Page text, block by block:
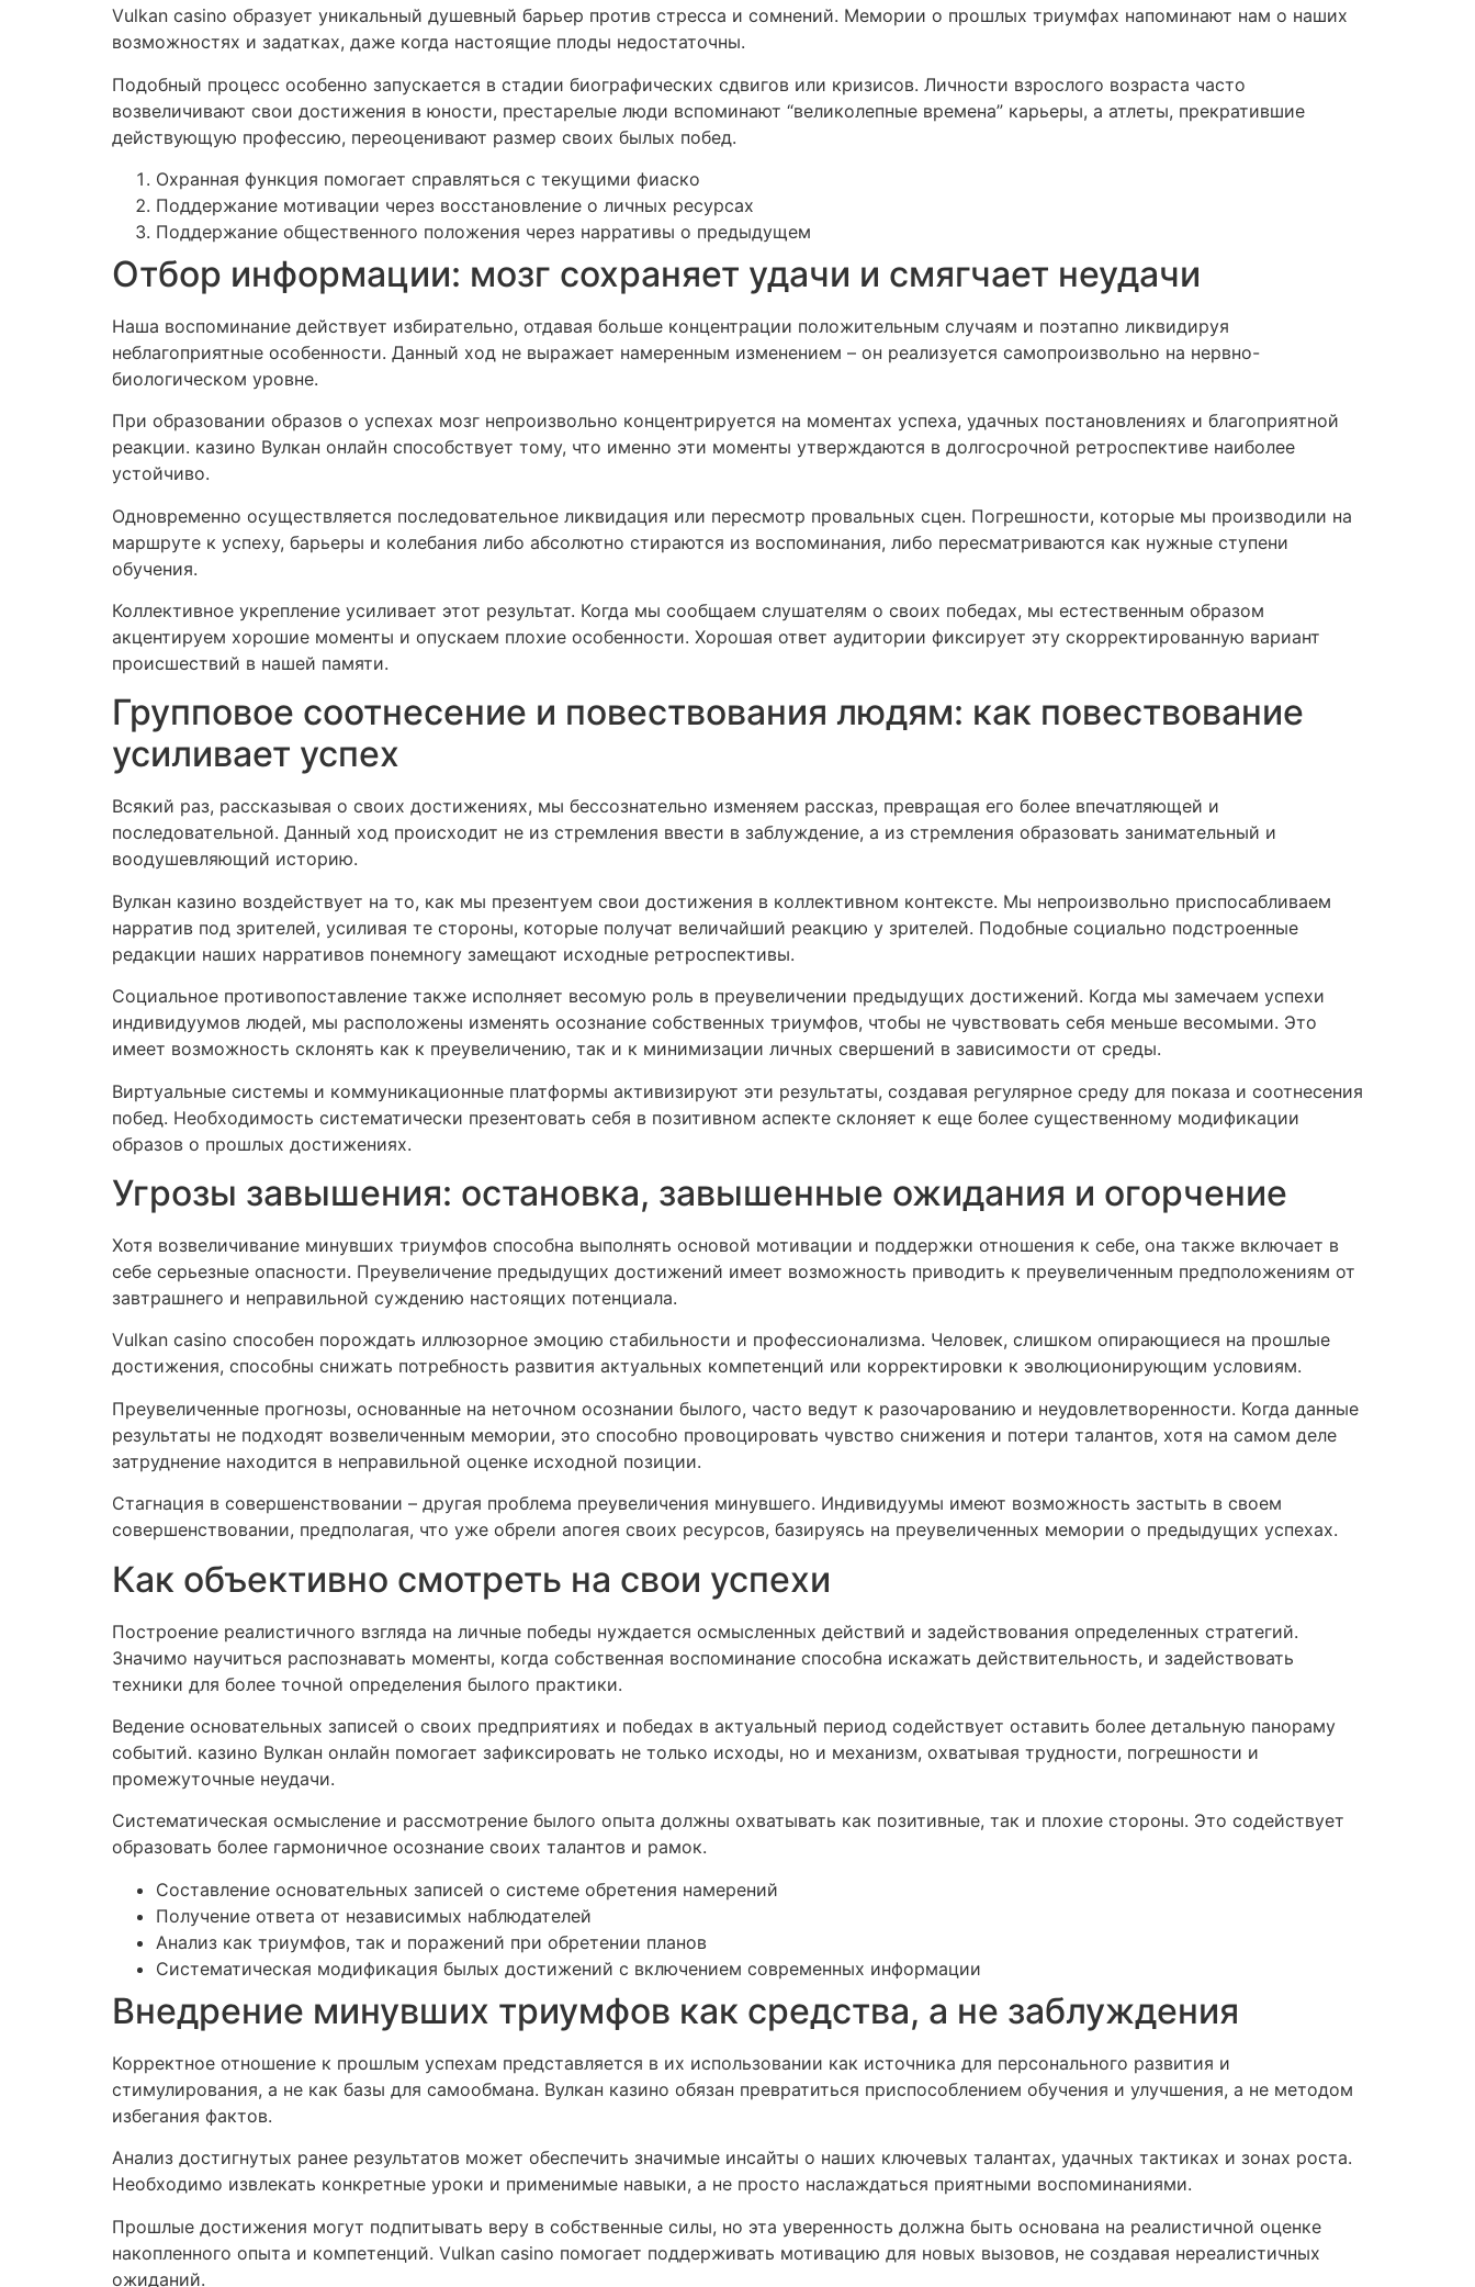
Vulkan casino образует уникальный душевный барьер против стресса и сомнений. Мемории о прошлых триумфах напоминают нам о наших
возможностях и задатках, даже когда настоящие плоды недостаточны.
Подобный процесс особенно запускается в стадии биографических сдвигов или кризисов. Личности взрослого возраста часто
возвеличивают свои достижения в юности, престарелые люди вспоминают “великолепные времена” карьеры, а атлеты, прекратившие
действующую профессию, переоценивают размер своих былых побед.
Охранная функция помогает справляться с текущими фиаско
Поддержание мотивации через восстановление о личных ресурсах
Поддержание общественного положения через нарративы о предыдущем
Отбор информации: мозг сохраняет удачи и смягчает неудачи
Наша воспоминание действует избирательно, отдавая больше концентрации положительным случаям и поэтапно ликвидируя
неблагоприятные особенности. Данный ход не выражает намеренным изменением – он реализуется самопроизвольно на нервно-
биологическом уровне.
При образовании образов о успехах мозг непроизвольно концентрируется на моментах успеха, удачных постановлениях и благоприятной
реакции. казино Вулкан онлайн способствует тому, что именно эти моменты утверждаются в долгосрочной ретроспективе наиболее
устойчиво.
Одновременно осуществляется последовательное ликвидация или пересмотр провальных сцен. Погрешности, которые мы производили на
маршруте к успеху, барьеры и колебания либо абсолютно стираются из воспоминания, либо пересматриваются как нужные ступени
обучения.
Коллективное укрепление усиливает этот результат. Когда мы сообщаем слушателям о своих победах, мы естественным образом
акцентируем хорошие моменты и опускаем плохие особенности. Хорошая ответ аудитории фиксирует эту скорректированную вариант
происшествий в нашей памяти.
Групповое соотнесение и повествования людям: как повествование
усиливает успех
Всякий раз, рассказывая о своих достижениях, мы бессознательно изменяем рассказ, превращая его более впечатляющей и
последовательной. Данный ход происходит не из стремления ввести в заблуждение, а из стремления образовать занимательный и
воодушевляющий историю.
Вулкан казино воздействует на то, как мы презентуем свои достижения в коллективном контексте. Мы непроизвольно приспосабливаем
нарратив под зрителей, усиливая те стороны, которые получат величайший реакцию у зрителей. Подобные социально подстроенные
редакции наших нарративов понемногу замещают исходные ретроспективы.
Социальное противопоставление также исполняет весомую роль в преувеличении предыдущих достижений. Когда мы замечаем успехи
индивидуумов людей, мы расположены изменять осознание собственных триумфов, чтобы не чувствовать себя меньше весомыми. Это
имеет возможность склонять как к преувеличению, так и к минимизации личных свершений в зависимости от среды.
Виртуальные системы и коммуникационные платформы активизируют эти результаты, создавая регулярное среду для показа и соотнесения
побед. Необходимость систематически презентовать себя в позитивном аспекте склоняет к еще более существенному модификации
образов о прошлых достижениях.
Угрозы завышения: остановка, завышенные ожидания и огорчение
Хотя возвеличивание минувших триумфов способна выполнять основой мотивации и поддержки отношения к себе, она также включает в
себе серьезные опасности. Преувеличение предыдущих достижений имеет возможность приводить к преувеличенным предположениям от
завтрашнего и неправильной суждению настоящих потенциала.
Vulkan casino способен порождать иллюзорное эмоцию стабильности и профессионализма. Человек, слишком опирающиеся на прошлые
достижения, способны снижать потребность развития актуальных компетенций или корректировки к эволюционирующим условиям.
Преувеличенные прогнозы, основанные на неточном осознании былого, часто ведут к разочарованию и неудовлетворенности. Когда данные
результаты не подходят возвеличенным мемории, это способно провоцировать чувство снижения и потери талантов, хотя на самом деле
затруднение находится в неправильной оценке исходной позиции.
Стагнация в совершенствовании – другая проблема преувеличения минувшего. Индивидуумы имеют возможность застыть в своем
совершенствовании, предполагая, что уже обрели апогея своих ресурсов, базируясь на преувеличенных мемории о предыдущих успехах.
Как объективно смотреть на свои успехи
Построение реалистичного взгляда на личные победы нуждается осмысленных действий и задействования определенных стратегий.
Значимо научиться распознавать моменты, когда собственная воспоминание способна искажать действительность, и задействовать
техники для более точной определения былого практики.
Ведение основательных записей о своих предприятиях и победах в актуальный период содействует оставить более детальную панораму
событий. казино Вулкан онлайн помогает зафиксировать не только исходы, но и механизм, охватывая трудности, погрешности и
промежуточные неудачи.
Систематическая осмысление и рассмотрение былого опыта должны охватывать как позитивные, так и плохие стороны. Это содействует
образовать более гармоничное осознание своих талантов и рамок.
Составление основательных записей о системе обретения намерений
Получение ответа от независимых наблюдателей
Анализ как триумфов, так и поражений при обретении планов
Систематическая модификация былых достижений с включением современных информации
Внедрение минувших триумфов как средства, а не заблуждения
Корректное отношение к прошлым успехам представляется в их использовании как источника для персонального развития и
стимулирования, а не как базы для самообмана. Вулкан казино обязан превратиться приспособлением обучения и улучшения, а не методом
избегания фактов.
Анализ достигнутых ранее результатов может обеспечить значимые инсайты о наших ключевых талантах, удачных тактиках и зонах роста.
Необходимо извлекать конкретные уроки и применимые навыки, а не просто наслаждаться приятными воспоминаниями.
Прошлые достижения могут подпитывать веру в собственные силы, но эта уверенность должна быть основана на реалистичной оценке
накопленного опыта и компетенций. Vulkan casino помогает поддерживать мотивацию для новых вызовов, не создавая нереалистичных
ожиданий.